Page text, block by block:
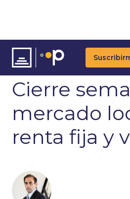
ARTÍCULOS
Cierre
mercado
renta fija y